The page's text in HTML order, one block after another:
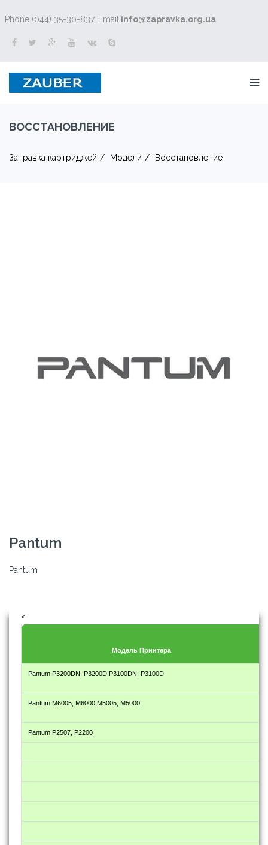
Phone (044) 35-30-837 Email info@zapravka.org.ua
ВОССТАНОВЛЕНИЕ
Заправка картриджей Модели Восстановление
Pantum
Pantum
<
Модель Принтера
Pantum P3200DN, P3200D,P3100DN, P3100D
Pantum M6005, M6000,M5005, M5000
Pantum P2507, P2200